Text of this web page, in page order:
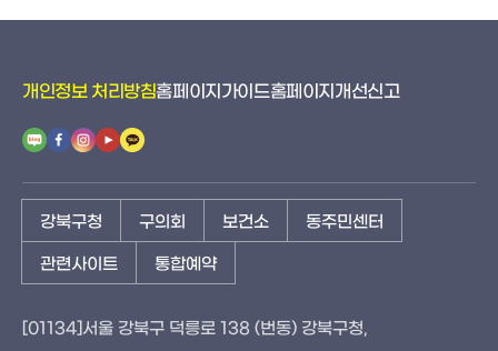
개인정보 처리방침홈페이지가이드홈페이지개선신고
강북구청 구의회 보건소 동주민센터
관련사이트 통합예약
[01134]서울 강북구 덕릉로 138 (번동) 강북구청,